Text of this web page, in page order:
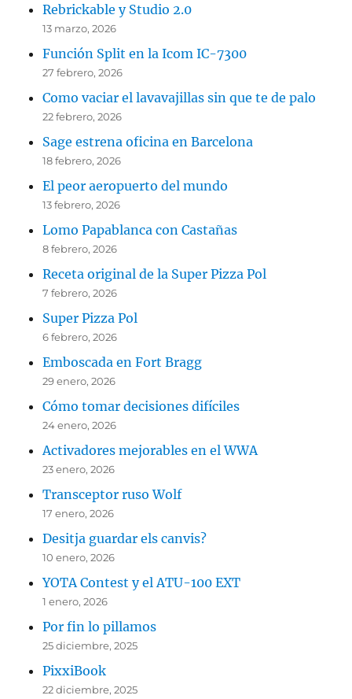
Rebrickable y Studio 2.0
13 marzo, 2026
Función Split en la Icom IC-7300
27 febrero, 2026
Como vaciar el lavavajillas sin que te de palo
22 febrero, 2026
Sage estrena oficina en Barcelona
18 febrero, 2026
El peor aeropuerto del mundo
13 febrero, 2026
Lomo Papablanca con Castañas
8 febrero, 2026
Receta original de la Super Pizza Pol
7 febrero, 2026
Super Pizza Pol
6 febrero, 2026
Emboscada en Fort Bragg
29 enero, 2026
Cómo tomar decisiones difíciles
24 enero, 2026
Activadores mejorables en el WWA
23 enero, 2026
Transceptor ruso Wolf
17 enero, 2026
Desitja guardar els canvis?
10 enero, 2026
YOTA Contest y el ATU-100 EXT
1 enero, 2026
Por fin lo pillamos
25 diciembre, 2025
PixxiBook
22 diciembre, 2025